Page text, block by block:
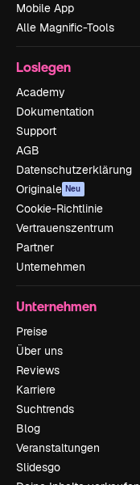
Mobile App
Alle Magnific-Tools
Loslegen
Academy
Dokumentation
Support
AGB
Datenschutzerklärung
Originale Neu
Cookie-Richtlinie
Vertrauenszentrum
Partner
Unternehmen
Unternehmen
Preise
Über uns
Reviews
Karriere
Suchtrends
Blog
Veranstaltungen
Slidesgo